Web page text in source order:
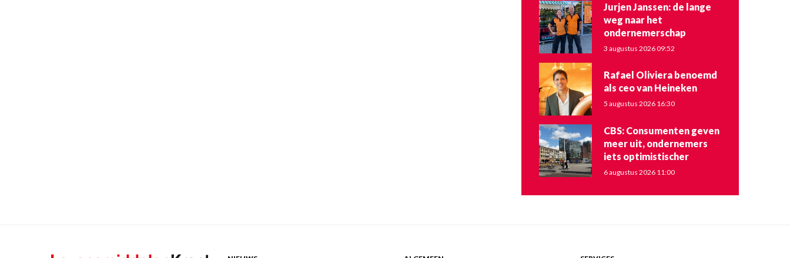
Jurjen Janssen: de lange
weg naar het
ondernemerschap
3 augustus 2026 09:52
Rafael Oliviera benoemd
als ceo van Heineken
5 augustus 2026 16:30
CBS: Consumenten geven
meer uit, ondernemers
iets optimistischer
6 augustus 2026 11:00